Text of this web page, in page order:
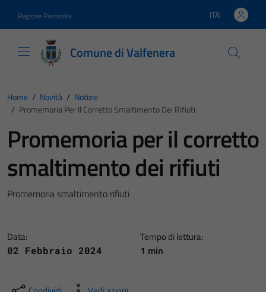
Regione Piemonte Lingua attiva:
ITA
Comune di Valfenera
Home / Novità / Notizie
/ Promemoria Per Il Corretto Smaltimento Dei Rifiuti
Promemoria per il corretto
smaltimento dei rifiuti
Promemoria smaltimento rifiuti
Data:
02 Febbraio 2024
Tempo di lettura:
1 min